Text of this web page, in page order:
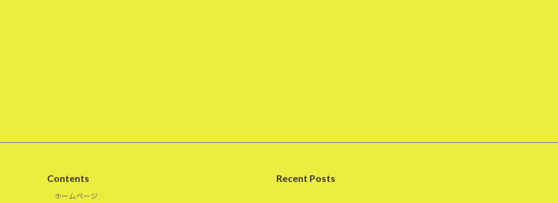
Contents
ホームページ
Recent Posts